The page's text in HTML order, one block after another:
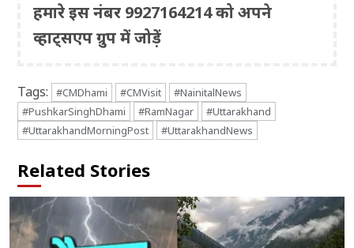
हमारे इस नंबर 9927164214 को अपने
व्हाट्सएप ग्रुप में जोड़ें
Tags: #CMDhami #CMVisit
#NainitalNews
#PushkarSinghDhami
#RamNagar
#Uttarakhand
#UttarakhandMorningPost
#UttarakhandNews
Related Stories